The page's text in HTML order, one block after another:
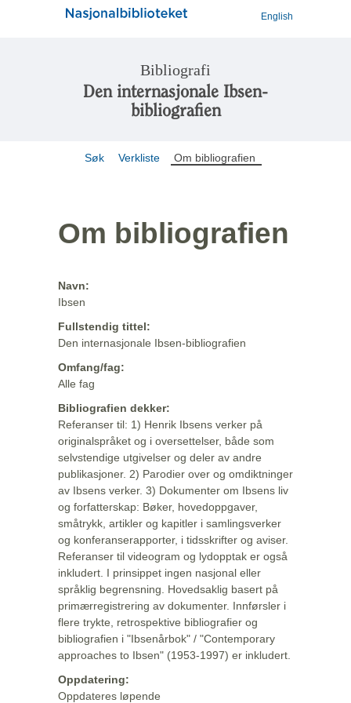
English
Bibliografi
Den internasjonale Ibsen-
bibliografien
Søk Verkliste Om bibliografien
Om bibliografien
Navn:
Ibsen
Fullstendig tittel:
Den internasjonale Ibsen-bibliografien
Omfang/fag:
Alle fag
Bibliografien dekker:
Referanser til: 1) Henrik Ibsens verker på
originalspråket og i oversettelser, både som
selvstendige utgivelser og deler av andre
publikasjoner. 2) Parodier over og omdiktninger
av Ibsens verker. 3) Dokumenter om Ibsens liv
og forfatterskap: Bøker, hovedoppgaver,
småtrykk, artikler og kapitler i samlingsverker
og konferanserapporter, i tidsskrifter og aviser.
Referanser til videogram og lydopptak er også
inkludert. I prinsippet ingen nasjonal eller
språklig begrensning. Hovedsaklig basert på
primærregistrering av dokumenter. Innførsler i
flere trykte, retrospektive bibliografier og
bibliografien i "Ibsenårbok" / "Contemporary
approaches to Ibsen" (1953-1997) er inkludert.
Oppdatering:
Oppdateres løpende